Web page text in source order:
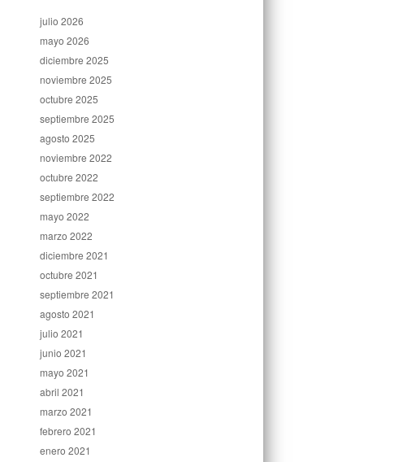
julio 2026
mayo 2026
diciembre 2025
noviembre 2025
octubre 2025
septiembre 2025
agosto 2025
noviembre 2022
octubre 2022
septiembre 2022
mayo 2022
marzo 2022
diciembre 2021
octubre 2021
septiembre 2021
agosto 2021
julio 2021
junio 2021
mayo 2021
abril 2021
marzo 2021
febrero 2021
enero 2021